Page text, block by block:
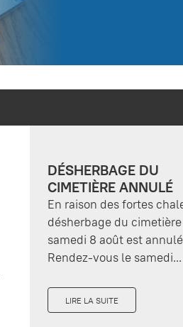
DÉSHERBAGE DU
CIMETIÈRE ANNULÉ
En raison des fortes
désherbage du
samedi 8 août est
Rendez-vous le samedi...
LIRE LA SUITE